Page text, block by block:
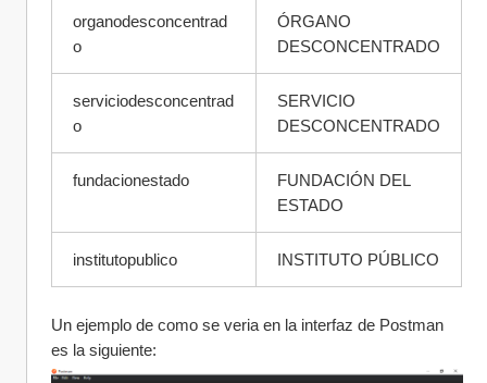
organodesconcentrad
o
ÓRGANO
DESCONCENTRADO
serviciodesconcentrad
o
SERVICIO
DESCONCENTRADO
fundacionestado
FUNDACIÓN DEL
ESTADO
institutopublico INSTITUTO PÚBLICO
Un ejemplo de como se veria en la interfaz de Postman
es la siguiente: